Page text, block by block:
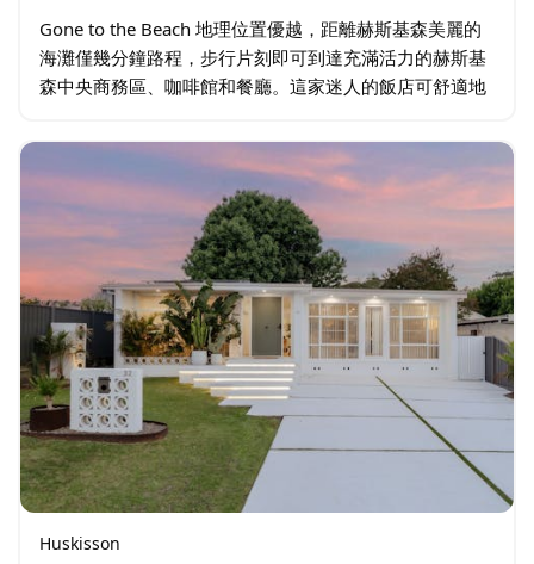
Gone to the Beach 地理位置優越，距離赫斯基森美麗的
海灘僅幾分鐘路程，步行片刻即可到達充滿活力的赫斯基
森中央商務區、咖啡館和餐廳。這家迷人的飯店可舒適地
一張大床和一間帶淋浴…
Huskisson